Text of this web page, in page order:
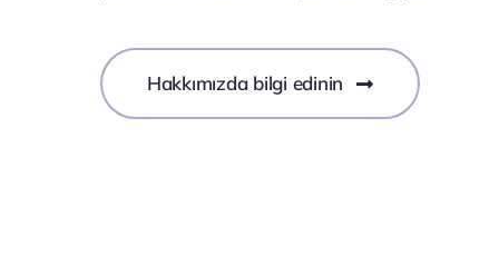
Hakkımızda bilgi edinin